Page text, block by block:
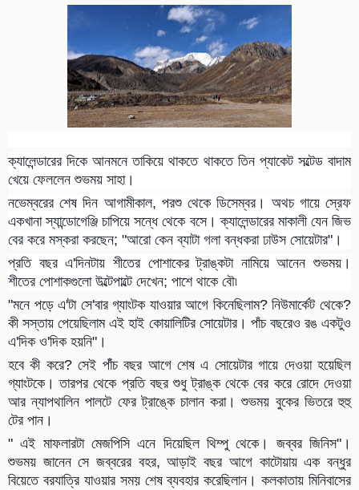
ক্যালেন্ডারের দিকে আনমনে তাকিয়ে থাকতে থাকতে তিন প্যাকেট সল্টেড বাদাম
খেয়ে ফেললেন শুভময় সাহা।
নভেম্বরের শেষ দিন আগামীকাল, পরশু থেকে ডিসেম্বর। অথচ গায়ে স্রেফ
একখানা স্যান্ডোগেঞ্জি চাপিয়ে সন্ধে থেকে বসে। ক্যালেন্ডারের মাকালী যেন জিভ
বের করে মস্করা করছেন; "আরো কেন ব্যাটা গলা বন্ধকরা ঢাউস সোয়েটার"।
প্রতি বছর এ'দিনটায় শীতের পোশাকের ট্রাঙ্কটা নামিয়ে আনেন শুভময়।
শীতের পোশাকগুলো উল্টেপাল্টে দেখেন; পাশে থাকে বৌ৷
"মনে পড়ে এ'টা সে'বার গ্যাংটক যাওয়ার আগে কিনেছিলাম? নিউমার্কেট থেকে?
কী সস্তায় পেয়েছিলাম এই হাই কোয়ালিটির সোয়েটার। পাঁচ বছরেও রঙ একটুও
এ'দিক ও'দিক হয়নি"।
হবে কী করে? সেই পাঁঁচ বছর আগে শেষ এ সোয়েটার গায়ে দেওয়া হয়েছিল
গ্যাংটকে। তারপর থেকে প্রতি বছর শুধু ট্রাঙ্ক থেকে বের করে রোদে দেওয়া
আর ন্যাপথালিন পালটে ফের ট্রাঙ্কে চালান করা। শুভময় বুকের ভিতরে হুহু
টের পান।
" এই মাফলারটা মেজপিসি এনে দিয়েছিল থিম্পু থেকে। জব্বর জিনিস"।
শুভময় জানেন সে জব্বরের বহর, আড়াই বছর আগে কাটোয়ায় এক বন্ধুর
বিয়েতে বরযাত্রি যাওয়ার সময় শেষ ব্যবহার করেছিলান। কলকাতায় মিনিবাসের